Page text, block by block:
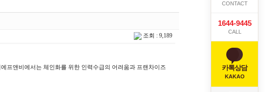
CONTACT
1644-9445
CALL
카톡상담
KAKAO
조회 : 9,189
프앤비에서는 체인화를 위한 인력수급의 어려움과 프랜차이즈